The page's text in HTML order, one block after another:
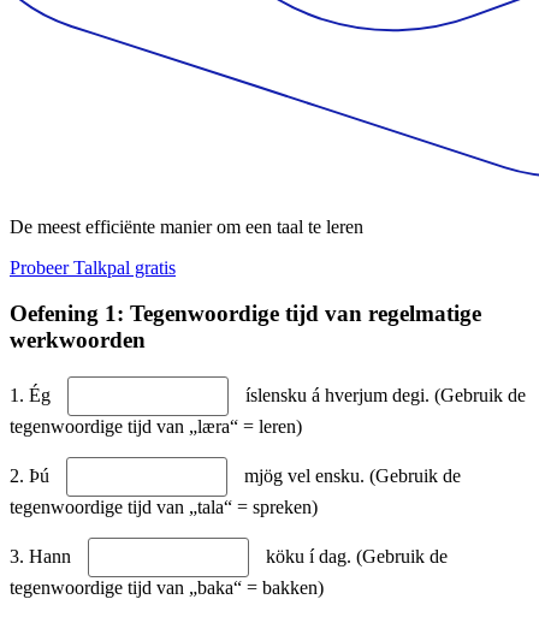
De meest efficiënte manier om een taal te leren
Probeer Talkpal gratis
Oefening 1: Tegenwoordige tijd van regelmatige
werkwoorden
1. Ég
íslensku á hverjum degi. (Gebruik de
tegenwoordige tijd van „læra“ = leren)
2. Þú
mjög vel ensku. (Gebruik de
tegenwoordige tijd van „tala“ = spreken)
3. Hann
köku í dag. (Gebruik de
tegenwoordige tijd van „baka“ = bakken)